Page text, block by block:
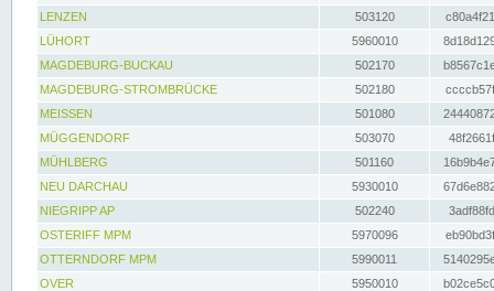
LENZEN
503120
LÜHORT
5960010
MAGDEBURG-BUCKAU
502170
MAGDEBURG-STROMBRÜCKE
502180
MEISSEN
501080
MÜGGENDORF
503070
MÜHLBERG
501160
NEU DARCHAU
5930010
NIEGRIPP AP
502240
OSTERIFF MPM
5970096
OTTERNDORF MPM
5990011
OVER
5950010